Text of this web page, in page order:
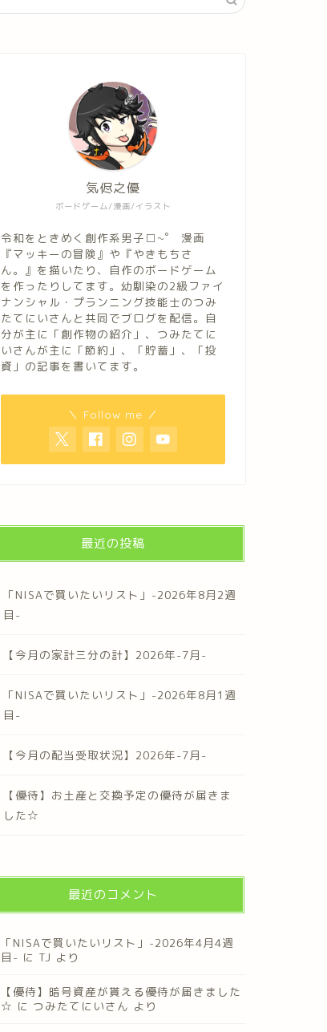
ボードゲーム/漫画/イラスト
気侭之優
令和をときめく創作系男子□~゜ 漫画
『マッキーの冒険』や『やきもちさ
ん。』を描いたり、自作のボードゲーム
を作ったりしてます。幼馴染の2級ファイ
ナンシャル・プランニング技能士のつみ
たてにいさんと共同でブログを配信。自
分が主に「創作物の紹介」、つみたてに
いさんが主に「節約」、「貯蓄」、「投
資」の記事を書いてます。
＼ Follow me ／
最近の投稿
「NISAで買いたいリスト」-2026年8月2週
目-
【今月の家計三分の計】2026年-7月-
「NISAで買いたいリスト」-2026年8月1週
目-
【今月の配当受取状況】2026年-7月-
【優待】お土産と交換予定の優待が届きま
した☆
最近のコメント
「NISAで買いたいリスト」-2026年4月4週
目- に TJ より
【優待】暗号資産が貰える優待が届きました
☆ に つみたてにいさん より